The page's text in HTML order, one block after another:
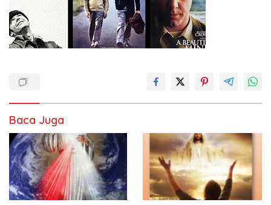
Baca Juga